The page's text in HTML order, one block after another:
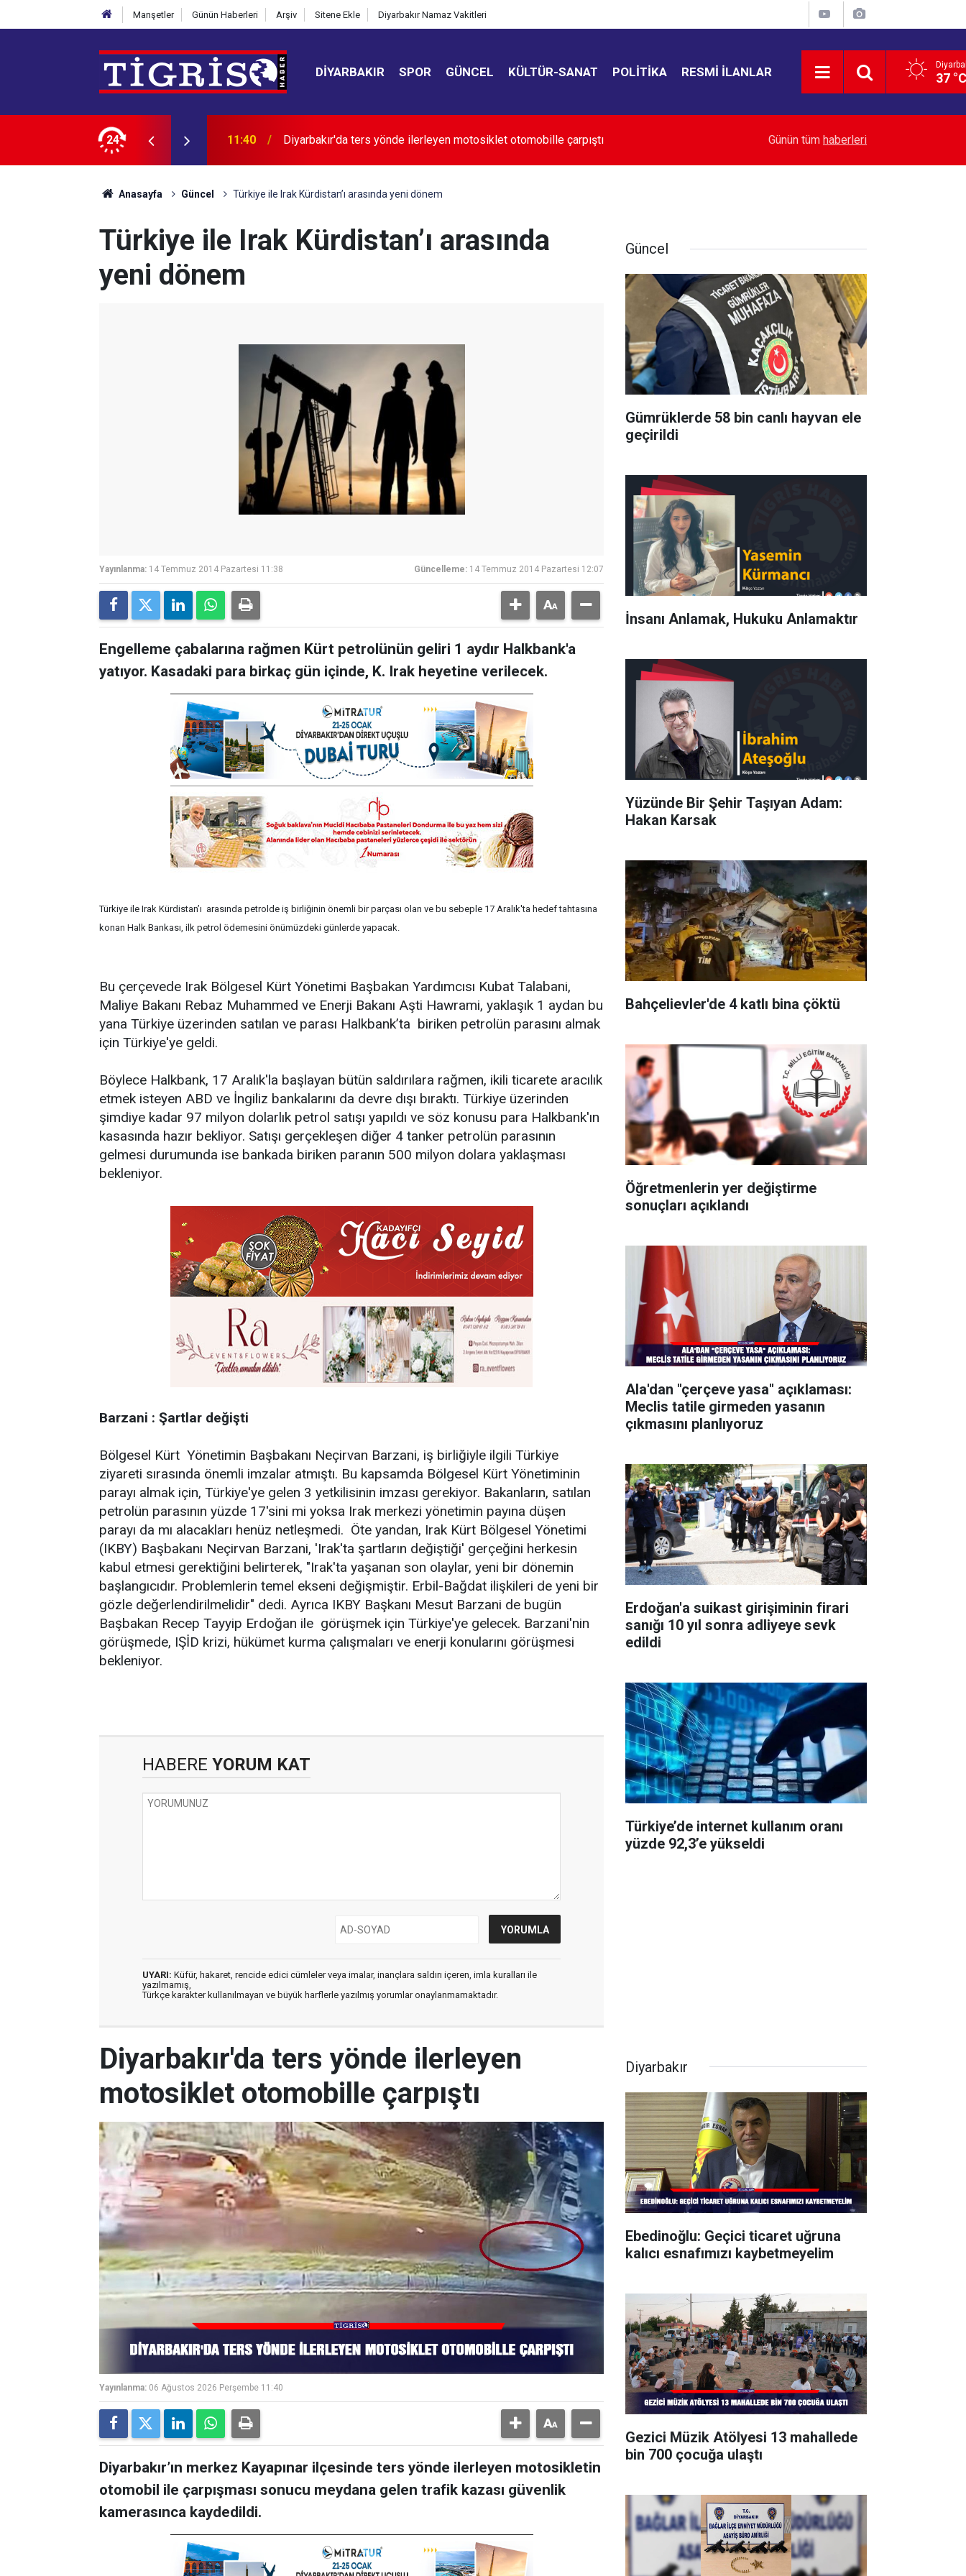
Manşetler Günün Haberleri Arşiv Sitene Ekle Diyarbakır Namaz Vakitleri
DIYARBAKIR SPOR GÜNCEL KÜLTÜR-SANAT POLITIKA RESMI İLANLAR 37
24
motosiklet otomobille çarpıştı 11:35 Ebedinoğlu: Geçici ticaret uğruna kalıcı esnafımızı kaybetmeyelim Kadın cinayetinin zanlısı 3 yıl sonra hayatını
Günün tüm haberleri
Anasayfa Güncel Türkiye ile Irak Kürdistan’ı arasında yeni dönem
Türkiye ile Irak Kürdistan’ı arasında
yeni dönem
Yayınlanma: 14 Temmuz 2014 Pazartesi 11:38 Güncelleme: 14 Temmuz 2014 Pazartesi 12:07
Engelleme çabalarına rağmen Kürt petrolünün geliri 1 aydır Halkbank'a
yatıyor. Kasadaki para birkaç gün içinde, K. Irak heyetine verilecek.
Türkiye ile Irak Kürdistan’ı arasında petrolde iş birliğinin önemli bir parçası olan ve bu sebeple 17 Aralık'ta hedef tahtasına
konan Halk Bankası, ilk petrol ödemesini önümüzdeki günlerde yapacak.
Bu çerçevede Irak Bölgesel Kürt Yönetimi Başbakan Yardımcısı Kubat Talabani,
Maliye Bakanı Rebaz Muhammed ve Enerji Bakanı Aşti Hawrami, yaklaşık 1 aydan bu
yana Türkiye üzerinden satılan ve parası Halkbank’ta biriken petrolün parasını almak
için Türkiye'ye geldi.
Böylece Halkbank, 17 Aralık'la başlayan bütün saldırılara rağmen, ikili ticarete aracılık
etmek isteyen ABD ve İngiliz bankalarını da devre dışı bıraktı. Türkiye üzerinden
şimdiye kadar 97 milyon dolarlık petrol satışı yapıldı ve söz konusu para Halkbank'ın
kasasında hazır bekliyor. Satışı gerçekleşen diğer 4 tanker petrolün parasının
gelmesi durumunda ise bankada biriken paranın 500 milyon dolara yaklaşması
bekleniyor.
Barzani : Şartlar değişti
Bölgesel Kürt Yönetimin Başbakanı Neçirvan Barzani, iş birliğiyle ilgili Türkiye
ziyareti sırasında önemli imzalar atmıştı. Bu kapsamda Bölgesel Kürt Yönetiminin
parayı almak için, Türkiye'ye gelen 3 yetkilisinin imzası gerekiyor. Bakanların, satılan
petrolün parasının yüzde 17'sini mi yoksa Irak merkezi yönetimin payına düşen
parayı da mı alacakları henüz netleşmedi. Öte yandan, Irak Kürt Bölgesel Yönetimi
(IKBY) Başbakanı Neçirvan Barzani, 'Irak'ta şartların değiştiği' gerçeğini herkesin
kabul etmesi gerektiğini belirterek, "Irak'ta yaşanan son olaylar, yeni bir dönemin
başlangıcıdır. Problemlerin temel ekseni değişmiştir. Erbil-Bağdat ilişkileri de yeni bir
gözle değerlendirilmelidir" dedi. Ayrıca IKBY Başkanı Mesut Barzani de bugün
Başbakan Recep Tayyip Erdoğan ile görüşmek için Türkiye'ye gelecek. Barzani'nin
görüşmede, IŞİD krizi, hükümet kurma çalışmaları ve enerji konularını görüşmesi
bekleniyor.
HABERE YORUM KAT
UYARI: Küfür, hakaret, rencide edici cümleler veya imalar, inançlara saldırı içeren, imla kuralları ile
yazılmamış,
Türkçe karakter kullanılmayan ve büyük harflerle yazılmış yorumlar onaylanmamaktadır.
Güncel
Gümrüklerde 58 bin canlı hayvan ele
geçirildi
İnsanı Anlamak, Hukuku Anlamaktır
Yüzünde Bir Şehir Taşıyan Adam:
Hakan Karsak
Bahçelievler'de 4 katlı bina çöktü
Öğretmenlerin yer değiştirme
sonuçları açıklandı
Ala'dan "çerçeve yasa" açıklaması:
Meclis tatile girmeden yasanın
çıkmasını planlıyoruz
Erdoğan'a suikast girişiminin firari
sanığı 10 yıl sonra adliyeye sevk
edildi
Türkiye’de internet kullanım oranı
yüzde 92,3’e yükseldi
Diyarbakır'da ters yönde ilerleyen
motosiklet otomobille çarpıştı
Yayınlanma: 06 Ağustos 2026 Perşembe 11:40
Diyarbakır’ın merkez Kayapınar ilçesinde ters yönde ilerleyen motosikletin
otomobil ile çarpışması sonucu meydana gelen trafik kazası güvenlik
kamerasınca kaydedildi.
Diyarbakır
Ebedinoğlu: Geçici ticaret uğruna
kalıcı esnafımızı kaybetmeyelim
Gezici Müzik Atölyesi 13 mahallede
bin 700 çocuğa ulaştı